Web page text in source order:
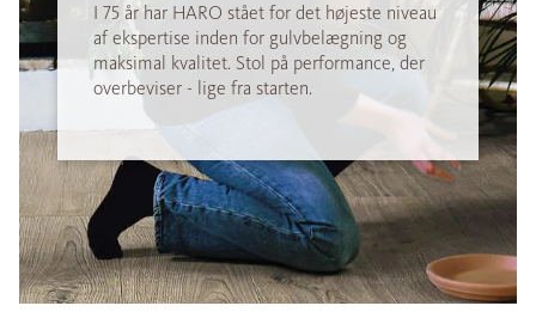
I 75 år har HARO stået for det højeste niveau
af ekspertise inden for gulvbelægning og
maksimal kvalitet. Stol på performance, der
overbeviser - lige fra starten.